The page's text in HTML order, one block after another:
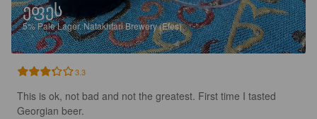
ᲔᲤᲔᲡ
5%Pale Lager.Natakhtari Brewery (Efes).
3.3
This is ok, not bad and not the greatest. First time I tasted
Georgian beer.